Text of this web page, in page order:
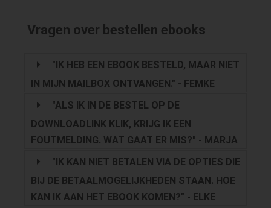
Vragen over bestellen ebooks
"IK HEB EEN EBOOK BESTELD, MAAR NIET
IN MIJN MAILBOX ONTVANGEN." - FEMKE
"ALS IK IN DE BESTEL OP DE
DOWNLOADLINK KLIK, KRIJG IK EEN
FOUTMELDING. WAT GAAT ER MIS?" - MARJA
"IK KAN NIET BETALEN VIA DE OPTIES DIE
BIJ DE BETAALMOGELIJKHEDEN STAAN. HOE
KAN IK AAN HET EBOOK KOMEN?" - ELKE